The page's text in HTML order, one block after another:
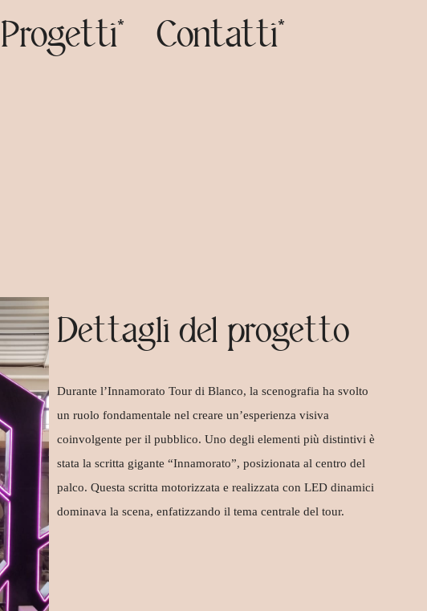
Progetti* Contatti*
Dettagli del progetto
Durante l’Innamorato Tour di Blanco, la scenografia ha svolto
un ruolo fondamentale nel creare un’esperienza visiva
coinvolgente per il pubblico. Uno degli elementi più distintivi è
stata la scritta gigante “Innamorato”, posizionata al centro del
palco. Questa scritta motorizzata e realizzata con LED dinamici
dominava la scena, enfatizzando il tema centrale del tour.